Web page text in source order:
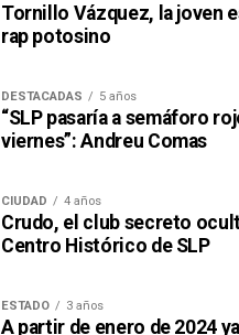
Tornillo Vázquez, la joven
rap potosino
DESTACADAS 5 años
“SLP pasaría a semáforo
viernes”: Andreu Comas
CIUDAD 4 años
Crudo, el club secreto
Centro Histórico de SLP
ESTADO 3 años
A partir de enero de 2024